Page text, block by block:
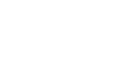
avec loggia, une cuisine
wc indépendant.